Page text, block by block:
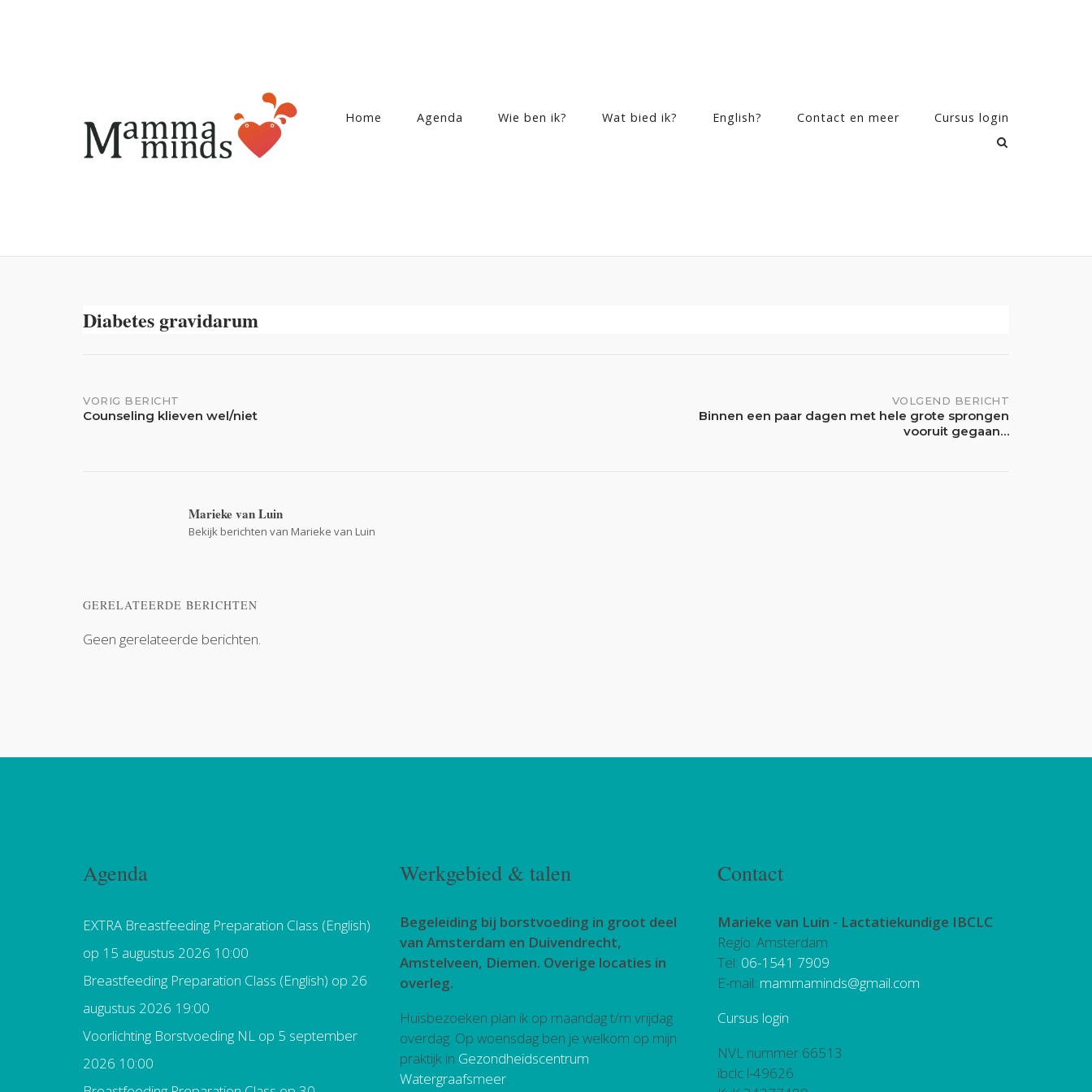
Home Agenda Wie ben ik? Wat bied ik? English? Contact en meer Cursus login
Diabetes gravidarum
Bericht
VORIG BERICHT
Counseling klieven wel/niet
VOLGEND BERICHT
Binnen een paar dagen met hele grote sprongen
vooruit gegaan…
Marieke van Luin
Bekijk berichten van Marieke van Luin
GERELATEERDE BERICHTEN
Geen gerelateerde berichten.
Agenda
EXTRA Breastfeeding Preparation Class (English)
op 15 augustus 2026 10:00
Breastfeeding Preparation Class (English) op 26
augustus 2026 19:00
Voorlichting Borstvoeding NL op 5 september
2026 10:00
Werkgebied & talen
Begeleiding bij borstvoeding in groot deel
van Amsterdam en Duivendrecht,
Amstelveen, Diemen. Overige locaties in
overleg.
Huisbezoeken plan ik op maandag t/m vrijdag
overdag. Op woensdag ben je welkom op mijn
praktijk in Gezondheidscentrum
Watergraafsmeer.
Contact
Marieke van Luin - Lactatiekundige IBCLC
Regio: Amsterdam
Tel: 06-1541 7909
E-mail: mammaminds@gmail.com
Cursus login
NVL nummer 66513
ibclc l-49626